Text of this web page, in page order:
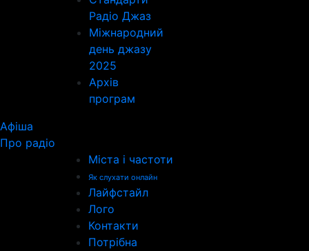
Радіо Джаз
Міжнародний
день джазу
2025
Архів
програм
Афіша
Про радіо
Міста і частоти
Як слухати онлайн
Лайфстайл
Лого
Контакти
Потрібна